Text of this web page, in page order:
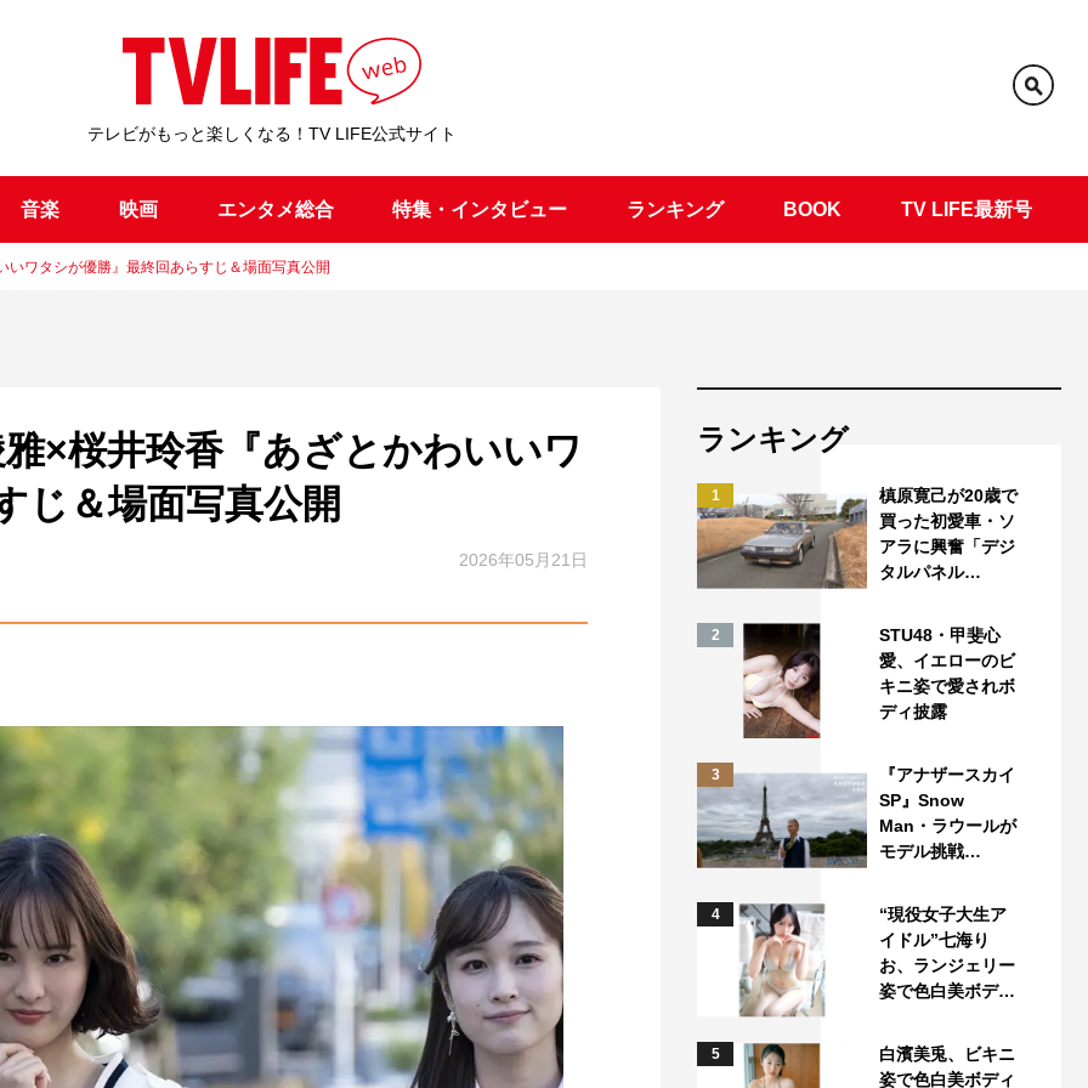
テレビがもっと楽しくなる！TV LIFE公式サイト
音楽 映画 エンタメ総合 特集・インタビュー ランキング BOOK TV LIFE最新号
ワタシが優勝』最終回あらすじ＆場面写真公開
×桜井玲香『あざとかわいいワ
じ＆場面写真公開
2026年05月21日
ランキング
1
槙原寛己が20歳で
買った初愛車・ソ
アラに興奮「デジ
タルパネル…
2
STU48・甲斐心
愛、イエローのビ
キニ姿で愛されボ
ディ披露
3
『アナザースカイ
SP』Snow
Man・ラウールが
モデル挑戦…
4
“現役女子大生ア
イドル”七海り
お、ランジェリー
姿で色白美ボデ…
5
白濱美兎、ビキニ
姿で色白美ボディ